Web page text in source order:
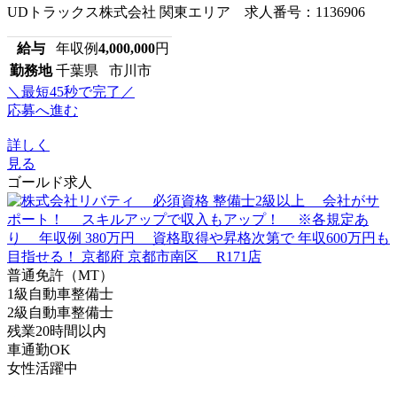
UDトラックス株式会社 関東エリア 求人番号：1136906
給与 年収例4,000,000円
勤務地 千葉県 市川市
＼最短45秒で完了／
応募へ進む
詳しく
見る
ゴールド求人
普通免許（MT）
1級自動車整備士
2級自動車整備士
残業20時間以内
車通勤OK
女性活躍中